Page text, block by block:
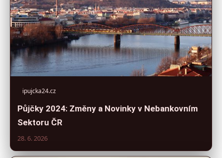
ipujcka24.cz
Půjčky 2024: Změny a Novinky v Nebankovním
Sektoru ČR
28. 6. 2026